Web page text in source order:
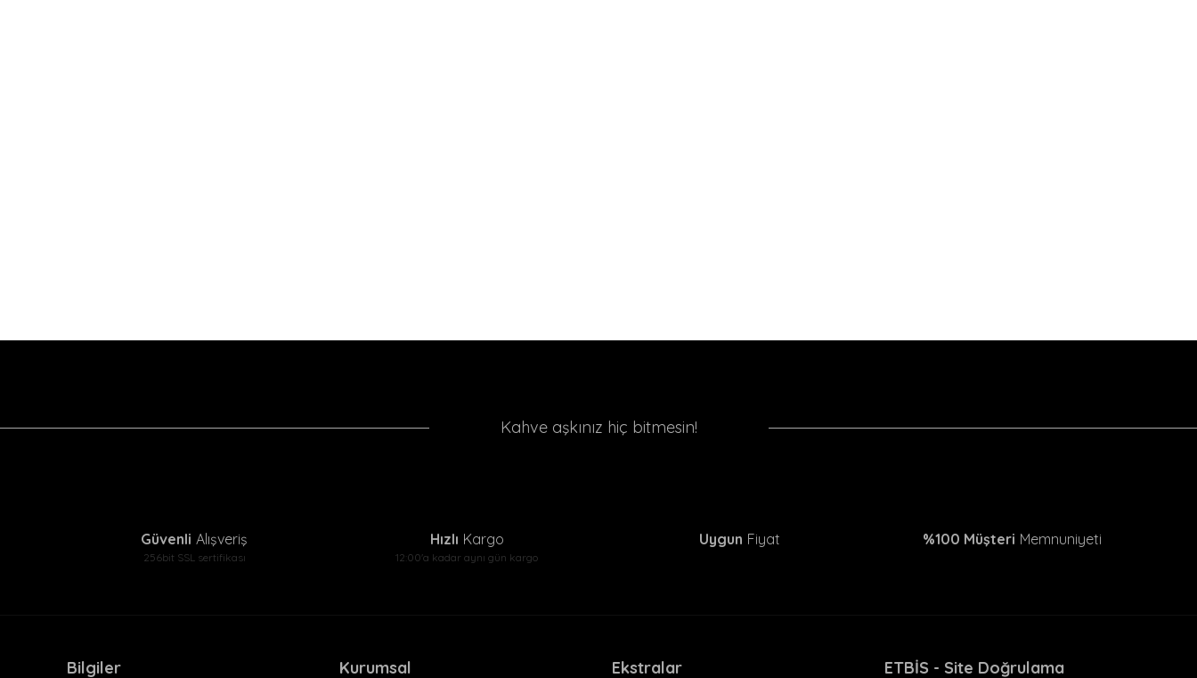
Kahve aşkınız hiç bitmesin!
Güvenli Alışveriş
256bit SSL sertifikası
Hızlı Kargo
12:00'a kadar aynı gün kargo
Uygun Fiyat %100 Müşteri Memnuniyeti
Bilgiler Kurumsal Ekstralar ETBİS - Site Doğrulama